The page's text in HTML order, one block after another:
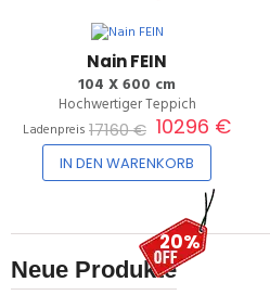
Nain FEIN
104 X 600 cm
Hochwertiger Teppich
Ladenpreis 17160 € 10296 €
IN DEN WARENKORB
Neue Produkte
20%